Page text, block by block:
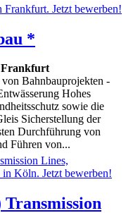
*
Frankfurt
Bahnbauprojekten -
Hohes
sowie die
Sicherstellung der
Durchführung von
Führen von...